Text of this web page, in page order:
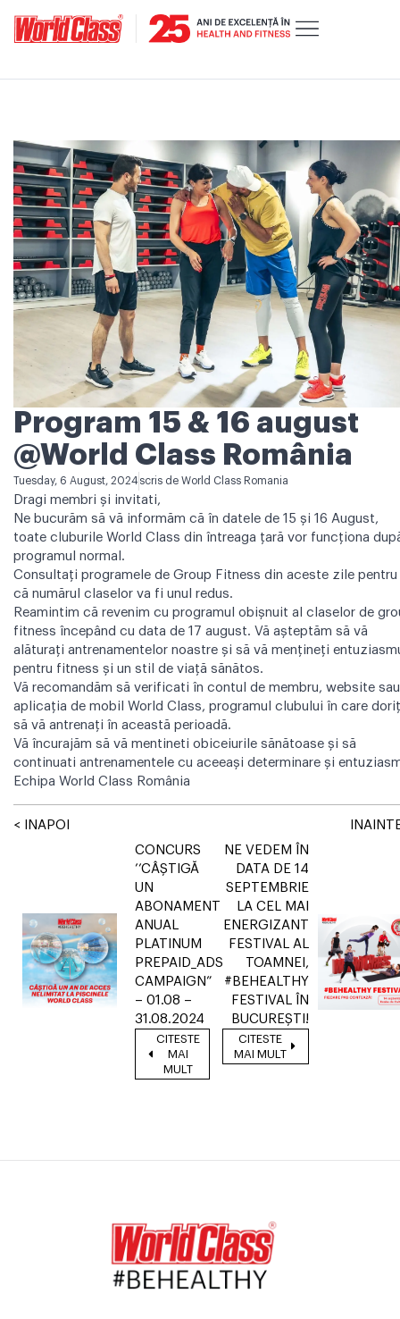
Program 15 & 16 august
@World Class România
Tuesday, 6 August, 2024 scris de World Class Romania
Dragi membri și invitati,
Ne bucurăm să vă informăm că în datele de 15 și 16 August,
toate cluburile World Class din întreaga ţară vor funcţiona
programul normal.
Consultați programele de Group Fitness din aceste zile pentru
că numărul claselor va fi unul redus.
Reamintim că revenim cu programul obișnuit al claselor de
fitness începând cu data de 17 august. Vă aşteptăm să vă
alăturați antrenamentelor noastre și să vă mențineți
pentru fitness și un stil de viaţă sănătos.
Vă recomandăm să verificati în contul de membru, website sau
aplicația de mobil World Class, programul clubului în care
să vă antrenați în această perioadă.
Vă încurajăm să vă mentineti obiceiurile sănătoase și să
continuati antrenamentele cu aceeași determinare și
Echipa World Class România
< INAPOI
CONCURS
’’CÂȘTIGĂ
UN
ABONAMENT
ANUAL
PLATINUM
PREPAID_ADS
CAMPAIGN”
– 01.08 –
31.08.2024
CITESTE
MAI
MULT
NE VEDEM ÎN
DATA DE 14
SEPTEMBRIE
LA CEL MAI
ENERGIZANT
FESTIVAL AL
TOAMNEI,
#BEHEALTHY
FESTIVAL ÎN
BUCUREȘTI!
CITESTE
MAI MULT